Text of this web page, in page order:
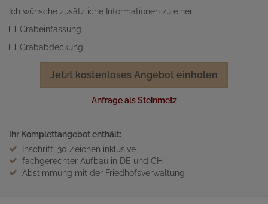
Ich wünsche zusätzliche Informationen zu einer
Grabeinfassung
Grababdeckung
Jetzt kostenloses Angebot einholen
Anfrage als Steinmetz
Ihr Komplettangebot enthält:
Inschrift: 30 Zeichen inklusive
fachgerechter Aufbau in DE und CH
Abstimmung mit der Friedhofsverwaltung